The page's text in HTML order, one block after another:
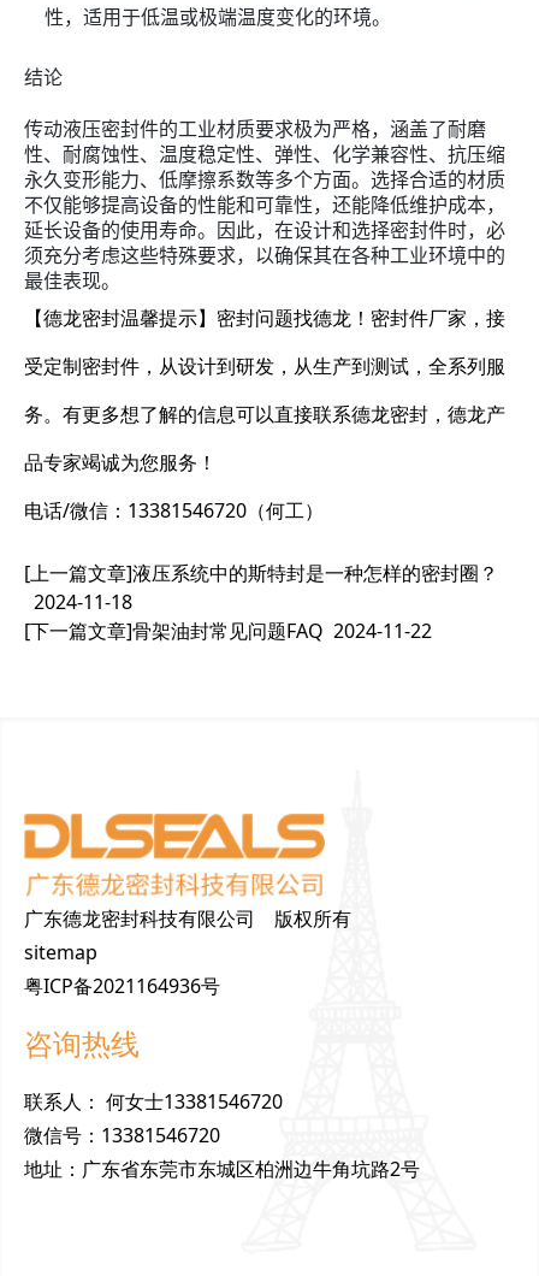
性，适用于低温或极端温度变化的环境。
结论
传动液压密封件的工业材质要求极为严格，涵盖了耐磨
性、耐腐蚀性、温度稳定性、弹性、化学兼容性、抗压缩
永久变形能力、低摩擦系数等多个方面。选择合适的材质
不仅能够提高设备的性能和可靠性，还能降低维护成本，
延长设备的使用寿命。因此，在设计和选择密封件时，必
须充分考虑这些特殊要求，以确保其在各种工业环境中的
最佳表现。
【德龙密封温馨提示】密封问题找德龙！密封件厂家，接
受定制密封件，从设计到研发，从生产到测试，全系列服
务。有更多想了解的信息可以直接联系德龙密封，德龙产
品专家竭诚为您服务！
电话/微信：13381546720（何工）
[上一篇文章]液压系统中的斯特封是一种怎样的密封圈？
2024-11-18
[下一篇文章]骨架油封常见问题FAQ 2024-11-22
广东德龙密封科技有限公司 版权所有
sitemap
粤ICP备2021164936号
咨询热线
联系人 ： 何女士13381546720
微信号 ： 13381546720
地址 ： 广东省东莞市东城区柏洲边牛角坑路2号